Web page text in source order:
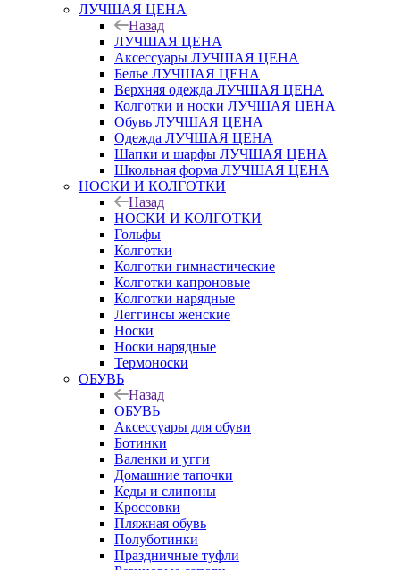
ЛУЧШАЯ ЦЕНА
Назад
ЛУЧШАЯ ЦЕНА
Аксессуары ЛУЧШАЯ ЦЕНА
Белье ЛУЧШАЯ ЦЕНА
Верхняя одежда ЛУЧШАЯ ЦЕНА
Колготки и носки ЛУЧШАЯ ЦЕНА
Обувь ЛУЧШАЯ ЦЕНА
Одежда ЛУЧШАЯ ЦЕНА
Шапки и шарфы ЛУЧШАЯ ЦЕНА
Школьная форма ЛУЧШАЯ ЦЕНА
НОСКИ И КОЛГОТКИ
Назад
НОСКИ И КОЛГОТКИ
Гольфы
Колготки
Колготки гимнастические
Колготки капроновые
Колготки нарядные
Леггинсы женские
Носки
Носки нарядные
Термоноски
ОБУВЬ
Назад
ОБУВЬ
Аксессуары для обуви
Ботинки
Валенки и угги
Домашние тапочки
Кеды и слипоны
Кроссовки
Пляжная обувь
Полуботинки
Праздничные туфли